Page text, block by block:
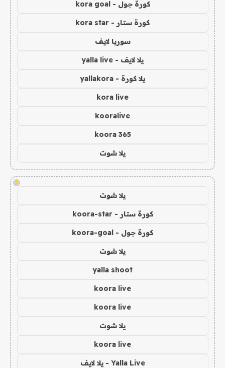
كورة جول - kora goal
كورة ستار - kora star
سوريا لايف
يلا لايف - yalla live
يلا كورة - yallakora
kora live
kooralive
koora 365
يلا شوت
!
يلا شوت
كورة ستار - koora-star
كورة جول - koora-goal
يلا شوت
yalla shoot
koora live
koora live
يلا شوت
koora live
Yalla Live - يلا لايف